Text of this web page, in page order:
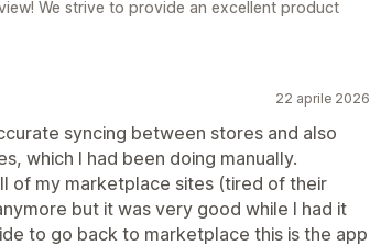
We strive to provide an excellent product
22 aprile 2026
syncing between stores and also
which I had been doing manually.
of my marketplace sites (tired of their
but it was very good while I had it
to go back to marketplace this is the app